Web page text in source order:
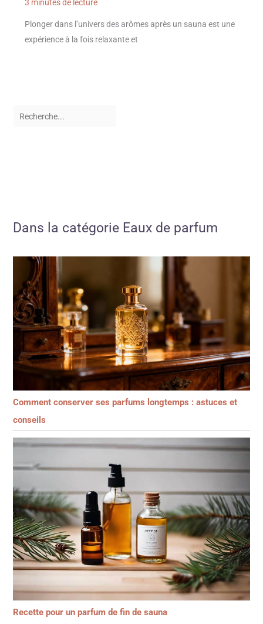
3 minutes de lecture
Plonger dans l’univers des arômes après un sauna est une
expérience à la fois relaxante et
Dans la catégorie Eaux de parfum
Comment conserver ses parfums longtemps : astuces et
conseils
Recette pour un parfum de fin de sauna